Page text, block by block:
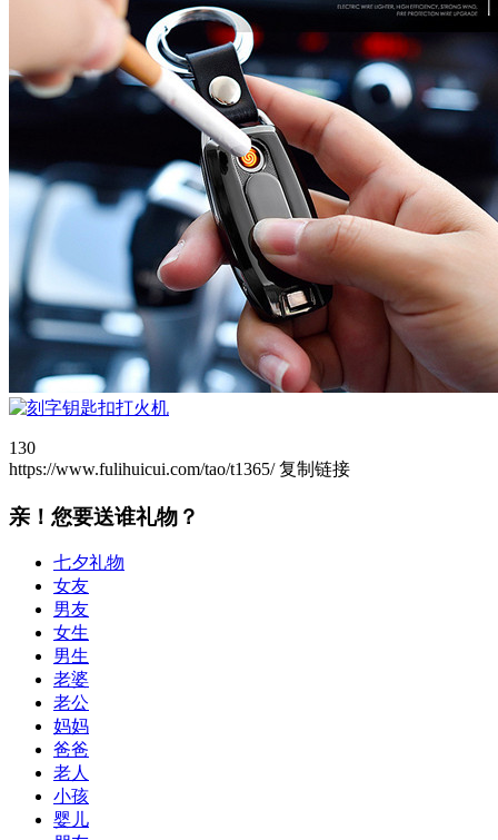
130
https://www.fulihuicui.com/tao/t1365/ 复制链接
亲！您要送谁礼物？
七夕礼物
女友
男友
女生
男生
老婆
老公
妈妈
爸爸
老人
小孩
婴儿